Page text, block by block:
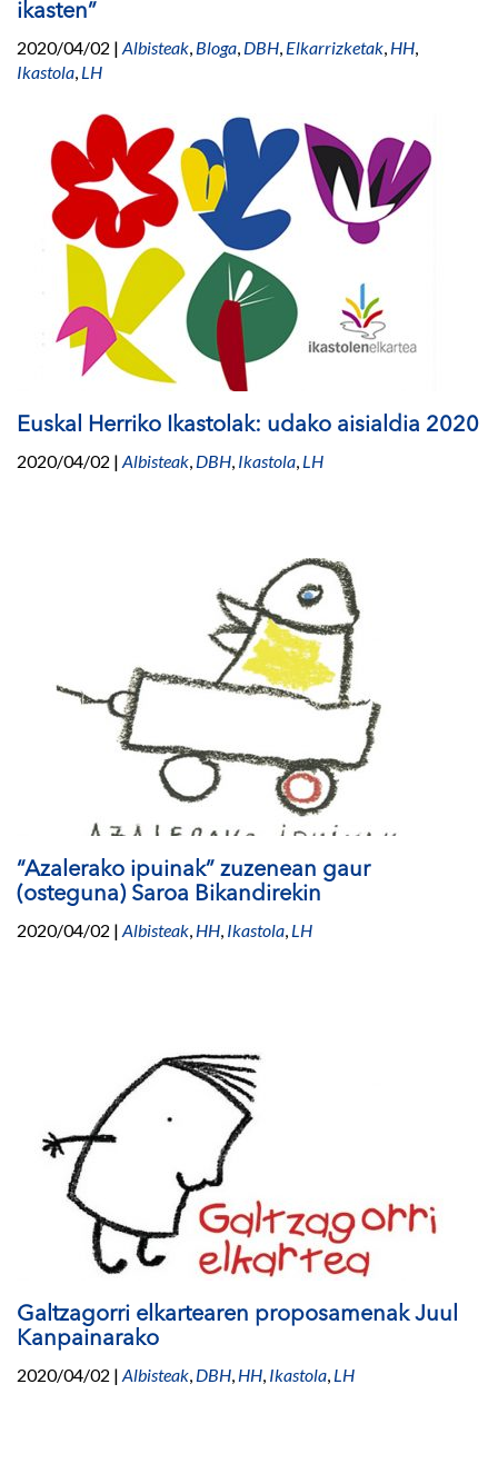
ikasten”
2020/04/02 | Albisteak, Bloga, DBH, Elkarrizketak, HH,
Ikastola, LH
Euskal Herriko Ikastolak: udako aisialdia 2020
2020/04/02 | Albisteak, DBH, Ikastola, LH
“Azalerako ipuinak” zuzenean gaur
(osteguna) Saroa Bikandirekin
2020/04/02 | Albisteak, HH, Ikastola, LH
Galtzagorri elkartearen proposamenak Juul
Kanpainarako
2020/04/02 | Albisteak, DBH, HH, Ikastola, LH